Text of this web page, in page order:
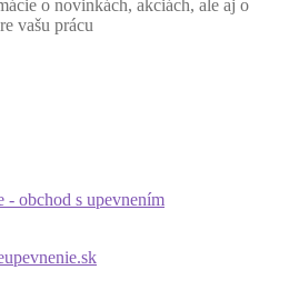
o novinkách, akciách, ale aj o
vašu prácu